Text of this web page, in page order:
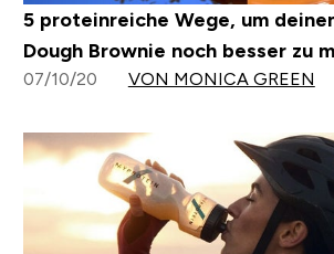
5 proteinreiche Wege, um
Dough Brownie noch besser zu
07/10/20 VON MONICA GREEN